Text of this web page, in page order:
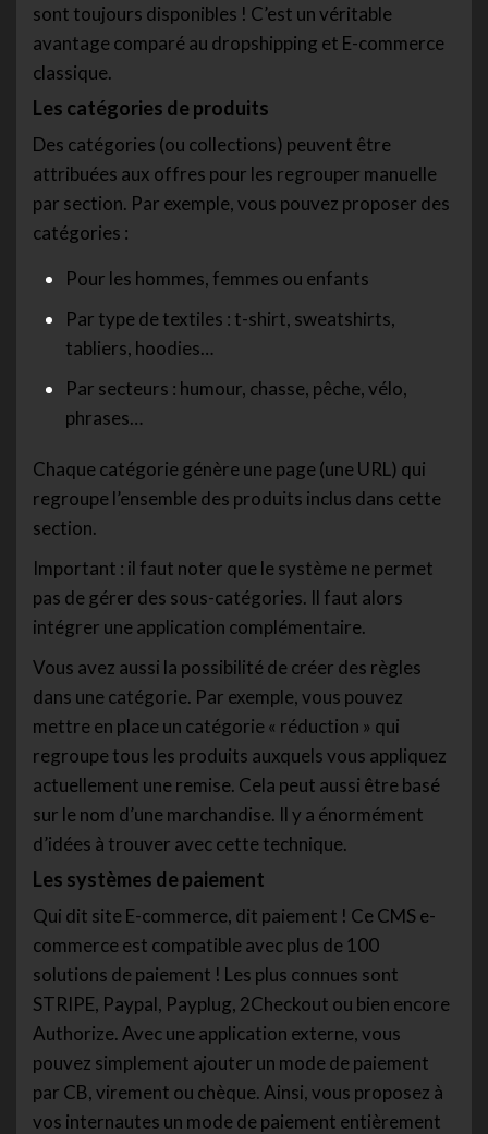
sont toujours disponibles ! C’est un véritable
avantage comparé au dropshipping et E-commerce
classique.
Les catégories de produits
Des catégories (ou collections) peuvent être
attribuées aux offres pour les regrouper manuelle
par section. Par exemple, vous pouvez proposer des
catégories :
Pour les hommes, femmes ou enfants
Par type de textiles : t-shirt, sweatshirts,
tabliers, hoodies…
Par secteurs : humour, chasse, pêche, vélo,
phrases…
Chaque catégorie génère une page (une URL) qui
regroupe l’ensemble des produits inclus dans cette
section.
Important : il faut noter que le système ne permet
pas de gérer des sous-catégories. Il faut alors
intégrer une application complémentaire.
Vous avez aussi la possibilité de créer des règles
dans une catégorie. Par exemple, vous pouvez
mettre en place un catégorie « réduction » qui
regroupe tous les produits auxquels vous appliquez
actuellement une remise. Cela peut aussi être basé
sur le nom d’une marchandise. Il y a énormément
d’idées à trouver avec cette technique.
Les systèmes de paiement
Qui dit site E-commerce, dit paiement ! Ce CMS e-
commerce est compatible avec plus de 100
solutions de paiement ! Les plus connues sont
STRIPE, Paypal, Payplug, 2Checkout ou bien encore
Authorize. Avec une application externe, vous
pouvez simplement ajouter un mode de paiement
par CB, virement ou chèque. Ainsi, vous proposez à
vos internautes un mode de paiement entièrement